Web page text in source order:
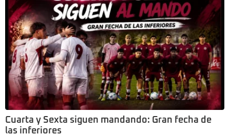
Cuarta y Sexta siguen mandando: Gran fecha de
las inferiores